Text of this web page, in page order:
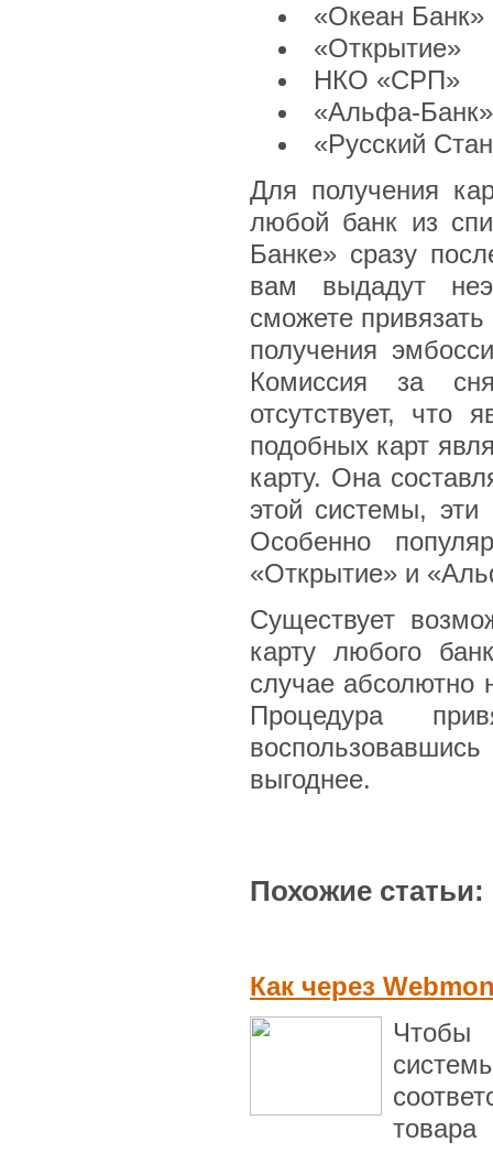
«Океан Банк»
«Открытие»
НКО «СРП»
«Альфа-Банк»
«Русский
Для получения
любой банк из
Банке» сразу
вам выдадут
сможете
получения
Комиссия за
отсутствует,
подобных карт
карту. Она
этой системы,
Особенно
«Открытие» и
Существует
карту любого
случае абсолютно
Процедура
выгоднее.
Похожие статьи:
Как через
Чтобы
товара